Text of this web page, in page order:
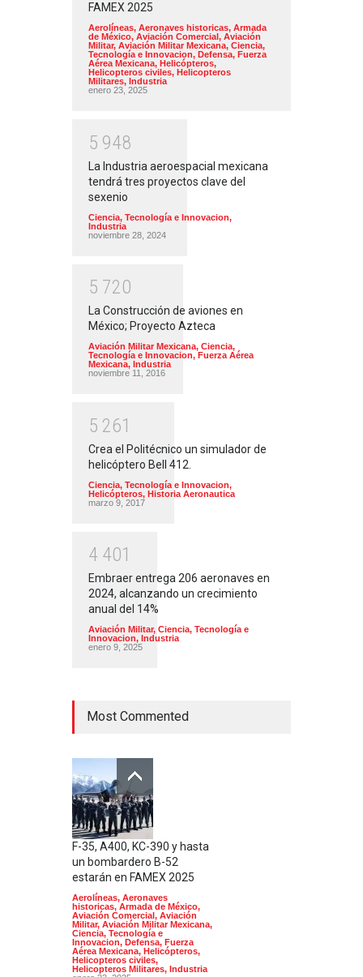
FAMEX 2025
Aerolíneas, Aeronaves historicas, Armada
de México, Aviación Comercial, Aviación
Militar, Aviación Militar Mexicana, Ciencia,
Tecnología e Innovacion, Defensa, Fuerza
Aérea Mexicana, Helicópteros,
Helicopteros civiles, Helicopteros
Militares, Industria
enero 23, 2025
5 948
La Industria aeroespacial mexicana
tendrá tres proyectos clave del
sexenio
Ciencia, Tecnología e Innovacion,
Industria
noviembre 28, 2024
5 720
La Construcción de aviones en
México; Proyecto Azteca
Aviación Militar Mexicana, Ciencia,
Tecnología e Innovacion, Fuerza Aérea
Mexicana, Industria
noviembre 11, 2016
5 261
Crea el Politécnico un simulador de
helicóptero Bell 412.
Ciencia, Tecnología e Innovacion,
Helicópteros, Historia Aeronautica
marzo 9, 2017
4 401
Embraer entrega 206 aeronaves en
2024, alcanzando un crecimiento
anual del 14%
Aviación Militar, Ciencia, Tecnología e
Innovacion, Industria
enero 9, 2025
Most Commented
F-35, A400, KC-390 y hasta
un bombardero B-52
estarán en FAMEX 2025
Aerolíneas, Aeronaves
historicas, Armada de México,
Aviación Comercial, Aviación
Militar, Aviación Militar Mexicana,
Ciencia, Tecnología e
Innovacion, Defensa, Fuerza
Aérea Mexicana, Helicópteros,
Helicopteros civiles,
Helicopteros Militares, Industria